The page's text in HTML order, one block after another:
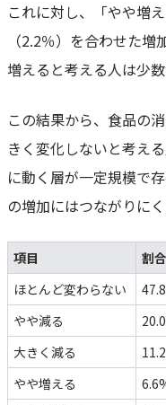
これに対し、「やや増
（2.2％）を合わせた
増えると考える人は少
この結果から、食品の
きく変化しないと考え
に動く層が一定規模で
の増加にはつながりに
項目 割合
ほとんど変わらない
やや減る
大きく減る
やや増える